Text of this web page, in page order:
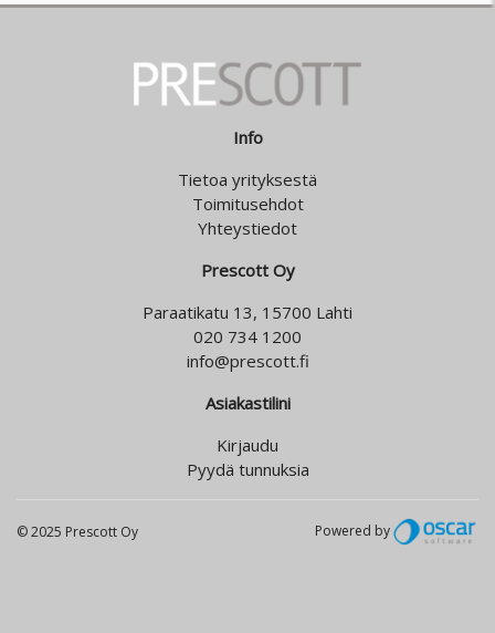
Info
Tietoa yrityksestä
Toimitusehdot
Yhteystiedot
Prescott Oy
Paraatikatu 13, 15700 Lahti
020 734 1200
info@prescott.fi
Asiakastilini
Kirjaudu
Pyydä tunnuksia
© 2025 Prescott Oy Powered by